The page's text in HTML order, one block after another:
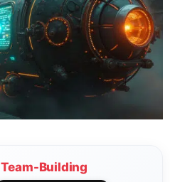
Team-Building